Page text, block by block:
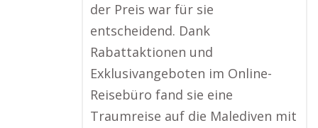
der Preis war für sie
entscheidend. Dank
Rabattaktionen und
Exklusivangeboten im Online-
Reisebüro fand sie eine
Traumreise auf die Malediven mit